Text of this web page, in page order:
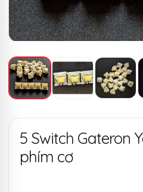
5 Switch Gateron
phím cơ